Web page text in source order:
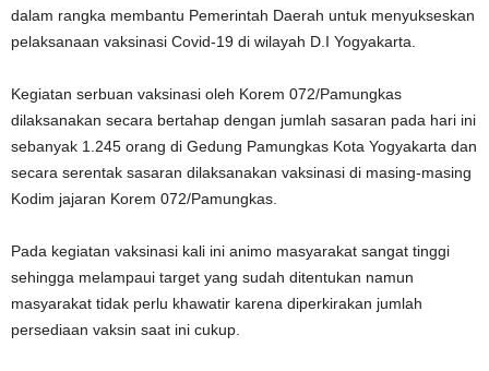
dalam rangka membantu Pemerintah Daerah untuk menyukseskan
pelaksanaan vaksinasi Covid-19 di wilayah D.I Yogyakarta.
Kegiatan serbuan vaksinasi oleh Korem 072/Pamungkas
dilaksanakan secara bertahap dengan jumlah sasaran pada hari ini
sebanyak 1.245 orang di Gedung Pamungkas Kota Yogyakarta dan
secara serentak sasaran dilaksanakan vaksinasi di masing-masing
Kodim jajaran Korem 072/Pamungkas.
Pada kegiatan vaksinasi kali ini animo masyarakat sangat tinggi
sehingga melampaui target yang sudah ditentukan namun
masyarakat tidak perlu khawatir karena diperkirakan jumlah
persediaan vaksin saat ini cukup.